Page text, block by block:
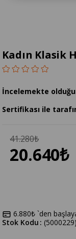
Kadın Klasik
İncelemekte
Sertifikası ile
41.280₺
20.640₺
6.880₺ `den
(5000229)
Stok Kodu